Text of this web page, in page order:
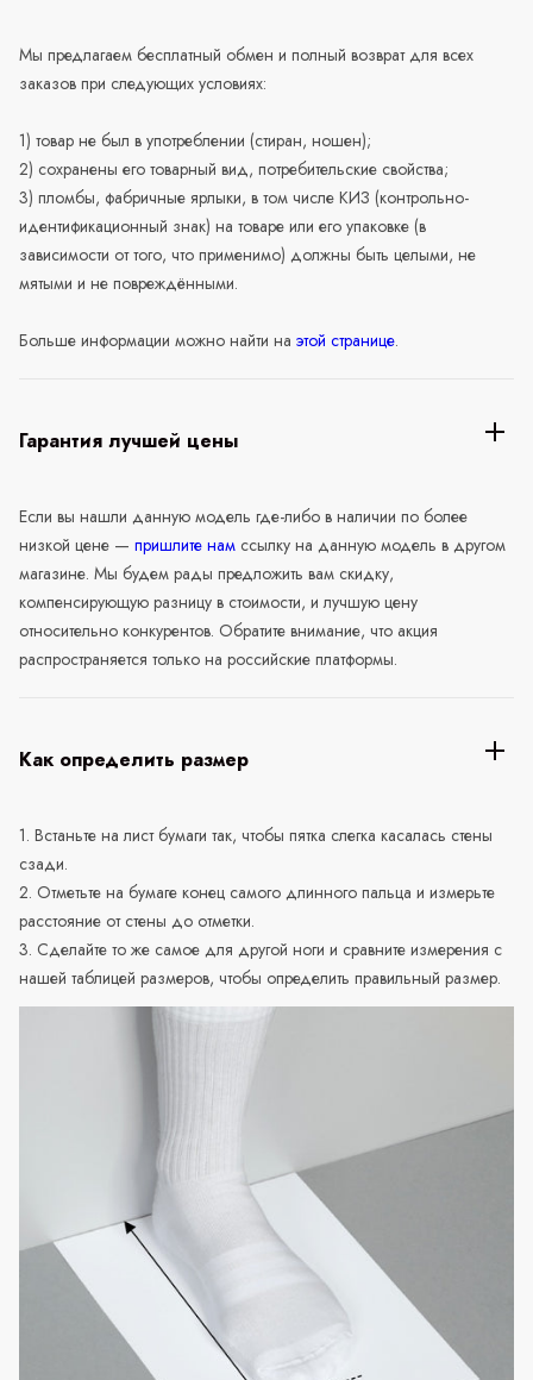
Мы предлагаем бесплатный обмен и полный возврат для всех
заказов при следующих условиях:
1) товар не был в употреблении (стиран, ношен);
2) сохранены его товарный вид, потребительские свойства;
3) пломбы, фабричные ярлыки, в том числе КИЗ (контрольно-
идентификационный знак) на товаре или его упаковке (в
зависимости от того, что применимо) должны быть целыми, не
мятыми и не повреждёнными.
Больше информации можно найти на этой странице.
Гарантия лучшей цены
Если вы нашли данную модель где-либо в наличии по более
низкой цене — пришлите нам ссылку на данную модель в другом
магазине. Мы будем рады предложить вам скидку,
компенсирующую разницу в стоимости, и лучшую цену
относительно конкурентов. Обратите внимание, что акция
распространяется только на российские платформы.
Как определить размер
1. Встаньте на лист бумаги так, чтобы пятка слегка касалась стены
сзади.
2. Отметьте на бумаге конец самого длинного пальца и измерьте
расстояние от стены до отметки.
3. Сделайте то же самое для другой ноги и сравните измерения с
нашей таблицей размеров, чтобы определить правильный размер.